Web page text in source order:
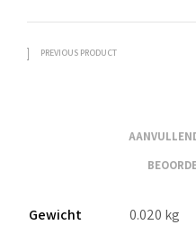
PREVIOUS PRODUCT
Gewicht 0.020 kg